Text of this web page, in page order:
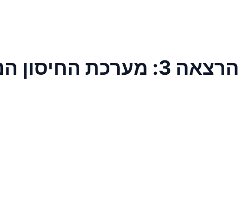
הרצאה 3: מערכת החיסון הנרכשת חלק א׳